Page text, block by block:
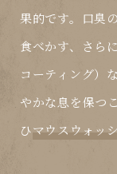
果的です。口臭
食べかす、さら
コーティング）
やかな息を保つ
ひマウスウォッ